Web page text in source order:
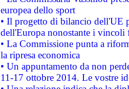
europea dello sport
• Il progetto di bilancio dell'UE
dell'Europa nonostante i vincoli
• La Commissione punta a
la ripresa economica
• Un appuntamento da non
11-17 ottobre 2014. Le vostre